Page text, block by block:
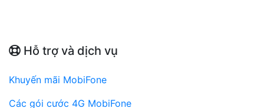
Hỗ trợ và dịch vụ
Khuyến mãi MobiFone
Các gói cước 4G MobiFone